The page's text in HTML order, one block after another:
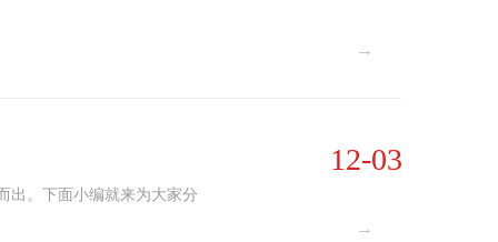
→
出。下面小编就来为大家分
12-03
→